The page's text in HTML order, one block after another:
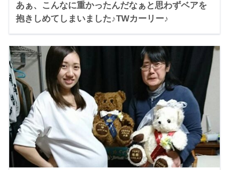
あぁ、こんなに重かったんだなぁと思わずベアを
抱きしめてしまいました♪TWカーリー♪